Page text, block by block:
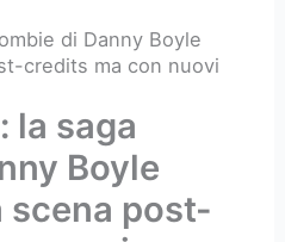
di Danny Boyle
credits ma con nuovi
la saga
Boyle
scena post-